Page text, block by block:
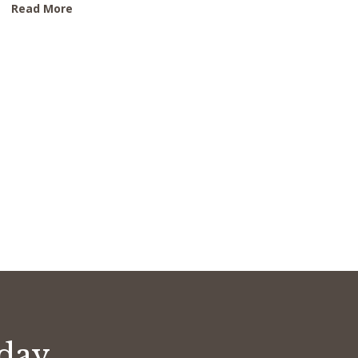
Read More